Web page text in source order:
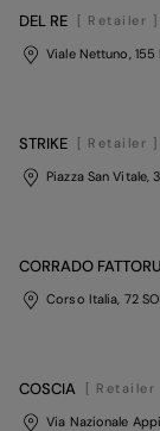
DEL RE
[ Retailer ]
Viale Nettuno, 155
STRIKE
[ Retailer ]
Piazza San Vitale,
CORRADO
Corso Italia, 72
COSCIA
[ Retailer
Via Nazionale